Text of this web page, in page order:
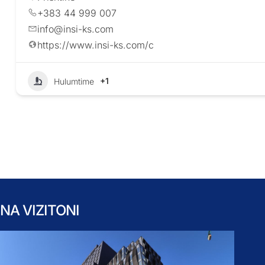
+383 44 999 007
info@insi-ks.com
https://www.insi-ks.com/c
Hulumtime +1
NA VIZITONI